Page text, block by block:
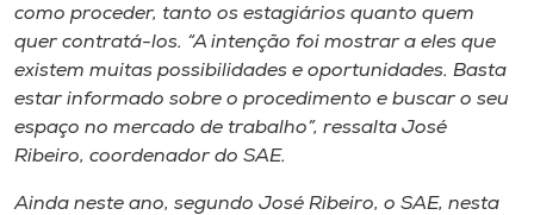
como proceder, tanto os estagiários quanto quem
quer contratá-los. “A intenção foi mostrar a eles que
existem muitas possibilidades e oportunidades. Basta
estar informado sobre o procedimento e buscar o seu
espaço no mercado de trabalho”, ressalta José
Ribeiro, coordenador do SAE.
Ainda neste ano, segundo José Ribeiro, o SAE, nesta